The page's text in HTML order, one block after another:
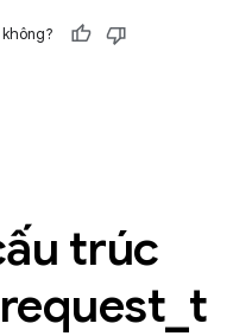
trúc
request t